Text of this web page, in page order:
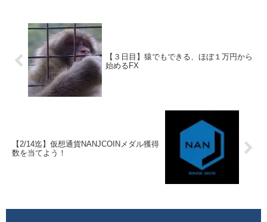
【３日目】猿でもできる、ほぼ１万円から
始めるFX
【2/14迄】仮想通貨NANJCOINメダル獲得
数を当てよう！